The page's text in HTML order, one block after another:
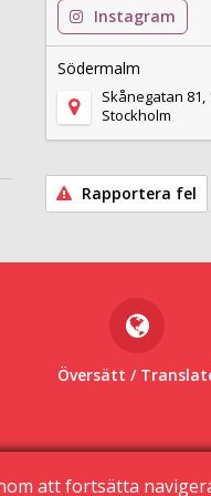
Instagram
Södermalm
Skånegatan 81,
Stockholm
Rapportera fel
Översätt /
att fortsätta